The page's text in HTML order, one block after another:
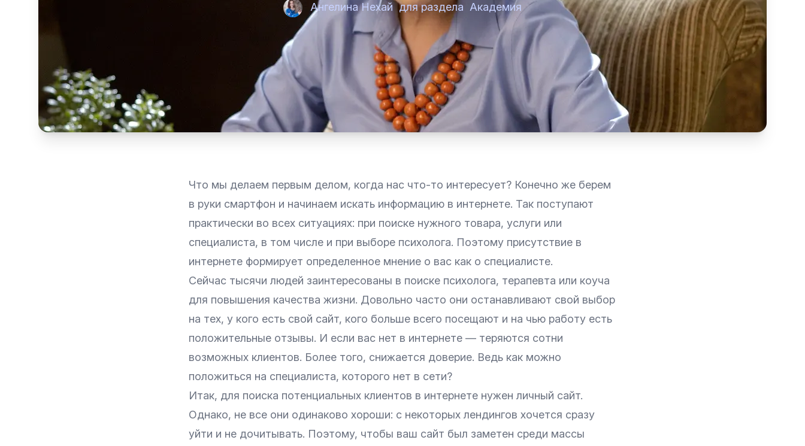
Ангелина Нехайдля раздела Академия
Что мы делаем первым делом, когда нас что-то интересует? Конечно же берем
в руки смартфон и начинаем искать информацию в интернете. Так поступают
практически во всех ситуациях: при поиске нужного товара, услуги или
специалиста, в том числе и при выборе психолога. Поэтому присутствие в
интернете формирует определенное мнение о вас как о специалисте.
Сейчас тысячи людей заинтересованы в поиске психолога, терапевта или коуча
для повышения качества жизни. Довольно часто они останавливают свой выбор
на тех, у кого есть свой сайт, кого больше всего посещают и на чью работу есть
положительные отзывы. И если вас нет в интернете — теряются сотни
возможных клиентов. Более того, снижается доверие. Ведь как можно
положиться на специалиста, которого нет в сети?
Итак, для поиска потенциальных клиентов в интернете нужен личный сайт.
Однако, не все они одинаково хороши: с некоторых лендингов хочется сразу
уйти и не дочитывать. Поэтому, чтобы ваш сайт был заметен среди массы